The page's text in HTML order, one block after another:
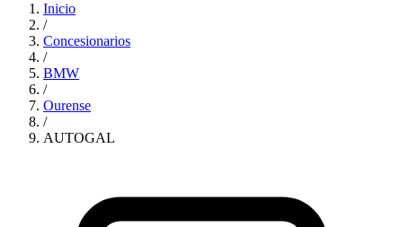
Inicio
/
Concesionarios
/
BMW
/
Ourense
/
AUTOGAL